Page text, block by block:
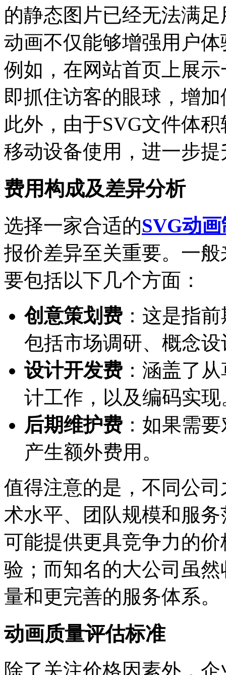
的静态图片已经无法满
动画不仅能够增强用户
例如，在网站首页上展
即抓住访客的眼球，增
此外，由于SVG文件体
移动设备使用，进一步
费用构成及差异分析
选择一家合适的SVG动
报价差异至关重要。一
要包括以下几个方面：
创意策划费 ：这是指
包括市场调研、概念
设计开发费 ：涵盖了
计工作，以及编码实现
后期维护费 ：如果需
产生额外费用。
值得注意的是，不同公
术水平、团队规模和服
可能提供更具竞争力的
验；而知名的大公司虽
量和更完善的服务体系。
动画质量评估标准
除了关注价格因素外，